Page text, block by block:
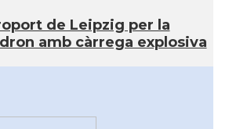
de Leipzig per la
amb càrrega explosiva